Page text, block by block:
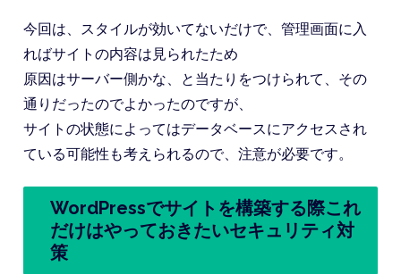
今回は、スタイルが効いてないだけで、管理画面に入
ればサイトの内容は見られたため
原因はサーバー側かな、と当たりをつけられて、その
通りだったのでよかったのですが、
サイトの状態によってはデータベースにアクセスされ
ている可能性も考えられるので、注意が必要です。
WordPressでサイトを構築する際これ
だけはやっておきたいセキュリティ対
策